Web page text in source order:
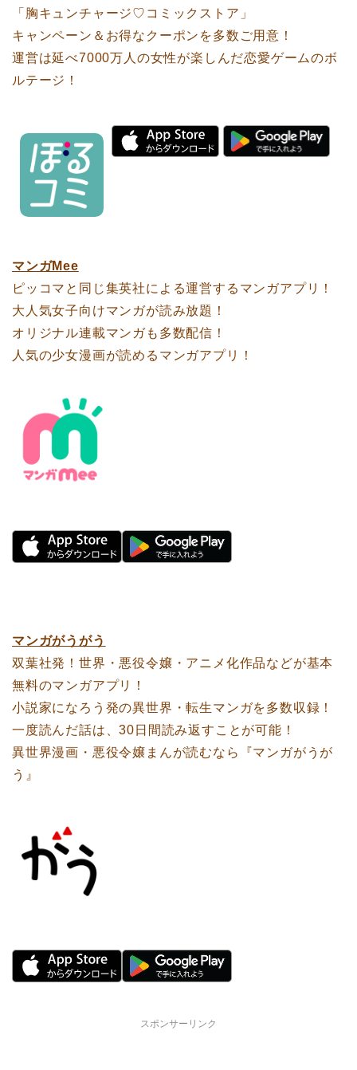
「胸キュンチャージ♡コミックストア」
キャンペーン＆お得なクーポンを多数ご用意！
運営は延べ7000万人の女性が楽しんだ恋愛ゲームのボ
ルテージ！
マンガMee
ピッコマと同じ集英社による運営するマンガアプリ！
大人気女子向けマンガが読み放題！
オリジナル連載マンガも多数配信！
人気の少女漫画が読めるマンガアプリ！
マンガがうがう
双葉社発！世界・悪役令嬢・アニメ化作品などが基本
無料のマンガアプリ！
小説家になろう発の異世界・転生マンガを多数収録！
一度読んだ話は、30日間読み返すことが可能！
異世界漫画・悪役令嬢まんが読むなら『マンガがうが
う』
スポンサーリンク